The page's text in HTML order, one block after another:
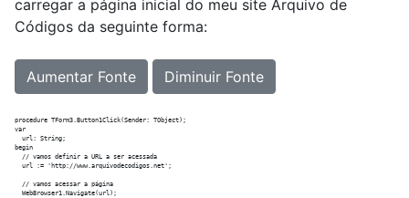
carregar a página inicial do meu site Arquivo de
Códigos da seguinte forma:
Aumentar Fonte Diminuir Fonte
procedure TForm3.Button1Click(Sender: TObject);
var
  url: String;
begin
  // vamos definir a URL a ser acessada
  url := 'http://www.arquivodecodigos.net';
  // vamos acessar a página
  WebBrowser1.Navigate(url);